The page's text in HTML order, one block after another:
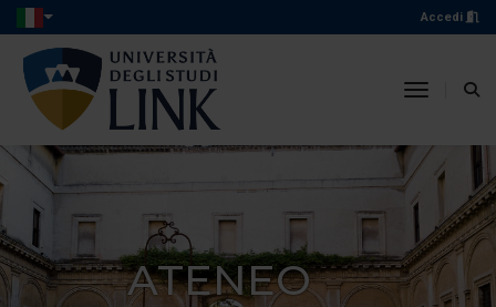
Accedi
toggle
ATENEO